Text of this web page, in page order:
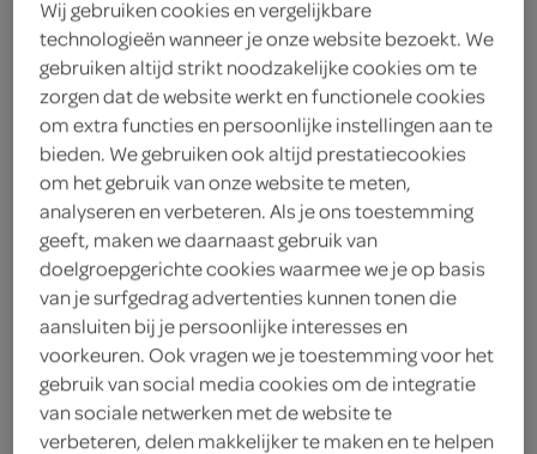
alle categorieën
bekijk decombidealsvan SPAR
SAMEN VOOR € 5.75
SPAR vers belegd broodje + gekoeld
drankje
Wij gebruiken cookies en vergelijkbare
technologieën wanneer je onze website bezoekt. We
gebruiken altijd strikt noodzakelijke cookies om te
zorgen dat de website werkt en functionele cookies
om extra functies en persoonlijke instellingen aan te
bieden. We gebruiken ook altijd prestatiecookies
om het gebruik van onze website te meten,
analyseren en verbeteren. Als je ons toestemming
geeft, maken we daarnaast gebruik van
doelgroepgerichte cookies waarmee we je op basis
van je surfgedrag advertenties kunnen tonen die
aansluiten bij je persoonlijke interesses en
voorkeuren. Ook vragen we je toestemming voor het
gebruik van social media cookies om de integratie
van sociale netwerken met de website te
verbeteren, delen makkelijker te maken en te helpen